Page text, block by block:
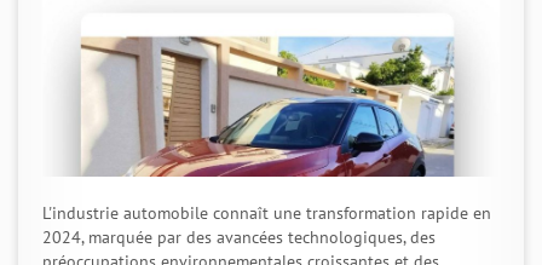
L'industrie automobile connaît une transformation rapide en
2024, marquée par des avancées technologiques, des